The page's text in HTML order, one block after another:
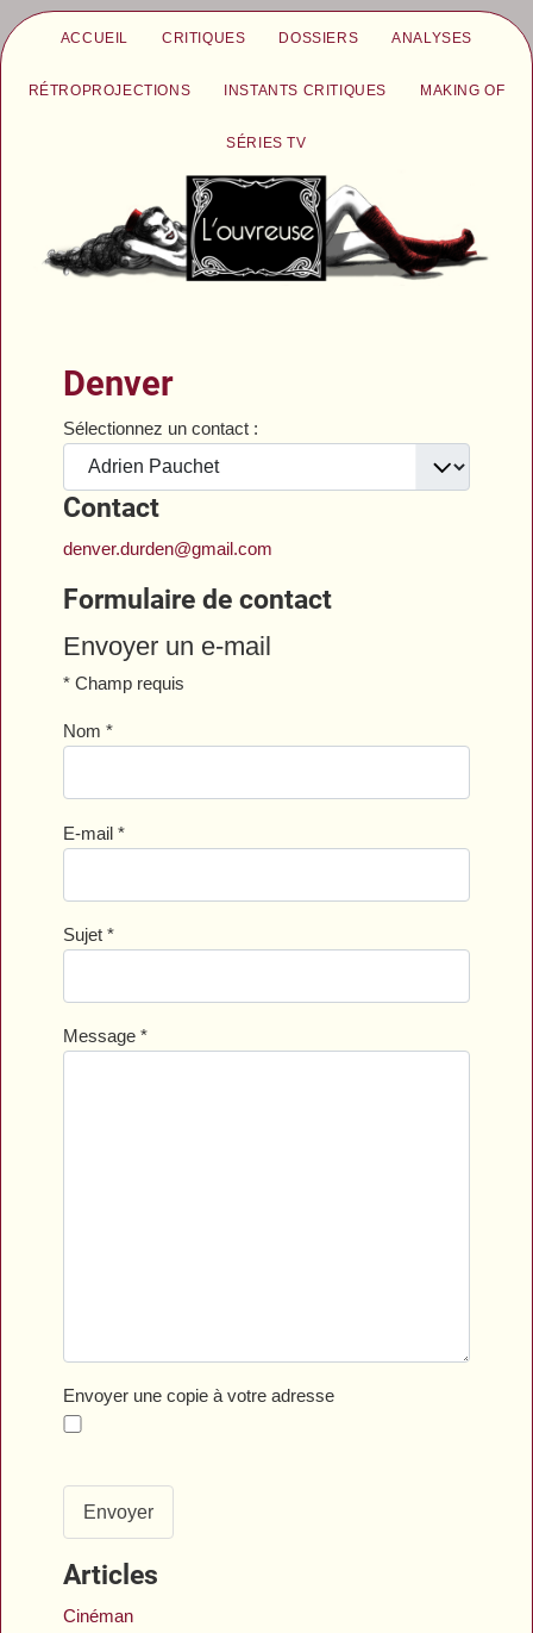
ACCUEIL CRITIQUES DOSSIERS ANALYSES
RÉTROPROJECTIONS INSTANTS CRITIQUES MAKING OF
SÉRIES TV
Denver
Sélectionnez un contact :
Contact
denver.durden@gmail.com
Formulaire de contact
Envoyer un e-mail
* Champ requis
Nom *
E-mail *
Sujet *
Message *
Envoyer une copie à votre adresse
Envoyer
Articles
Cinéman